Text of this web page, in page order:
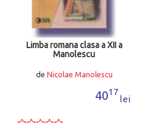
Limba romana clasa a XII a
Manolescu
de Nicolae Manolescu
4017
lei